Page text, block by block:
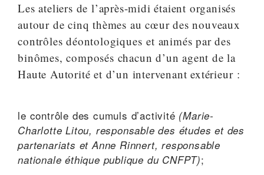
Les ateliers de l’après-midi étaient organisés
autour de cinq thèmes au cœur des nouveaux
contrôles déontologiques et animés par des
binômes, composés chacun d’un agent de la
Haute Autorité et d’un intervenant extérieur :
le contrôle des cumuls d’activité (Marie-
Charlotte Litou, responsable des études et des
partenariats et Anne Rinnert, responsable
nationale éthique publique du CNFPT);